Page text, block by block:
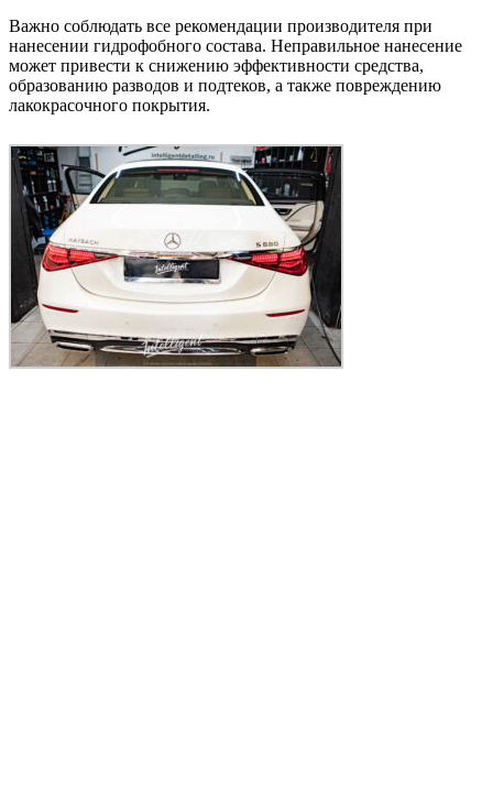
Важно соблюдать все рекомендации производителя при
нанесении гидрофобного состава. Неправильное нанесение
может привести к снижению эффективности средства,
образованию разводов и подтеков, а также повреждению
лакокрасочного покрытия.